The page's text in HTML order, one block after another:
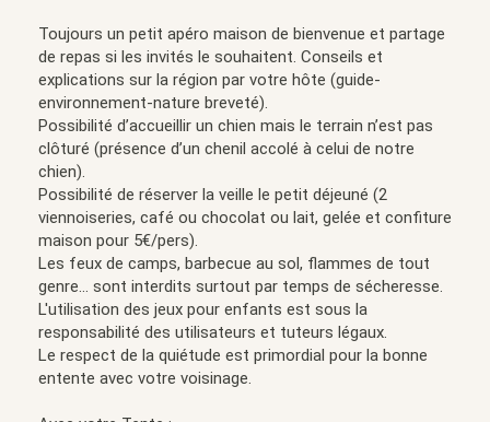
Toujours un petit apéro maison de bienvenue et partage
de repas si les invités le souhaitent. Conseils et
explications sur la région par votre hôte (guide-
environnement-nature breveté).
Possibilité d’accueillir un chien mais le terrain n’est pas
clôturé (présence d’un chenil accolé à celui de notre
chien).
Possibilité de réserver la veille le petit déjeuné (2
viennoiseries, café ou chocolat ou lait, gelée et confiture
maison pour 5€/pers).
Les feux de camps, barbecue au sol, flammes de tout
genre... sont interdits surtout par temps de sécheresse.
L'utilisation des jeux pour enfants est sous la
responsabilité des utilisateurs et tuteurs légaux.
Le respect de la quiétude est primordial pour la bonne
entente avec votre voisinage.